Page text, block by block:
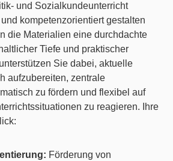
und Sozialkundeunterricht
kompetenzorientiert gestalten
die Materialien eine durchdachte
Tiefe und praktischer
Sie dabei, aktuelle
aufzubereiten, zentrale
zu fördern und flexibel auf
zu reagieren. Ihre
Förderung von